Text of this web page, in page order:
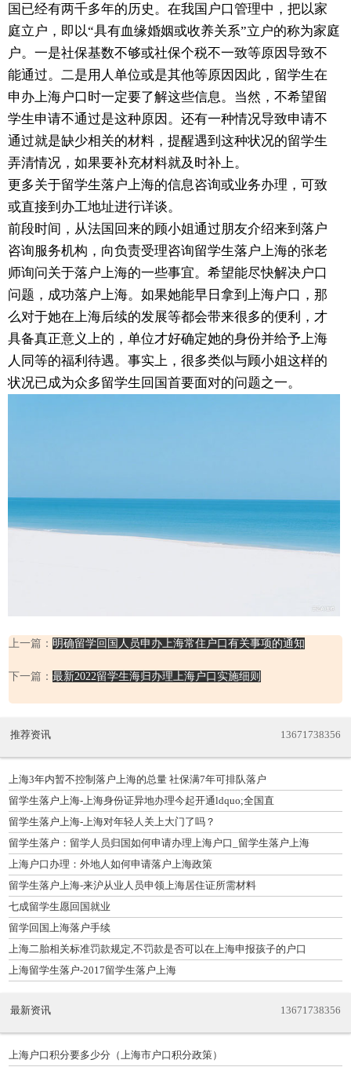
国已经有两千多年的历史。在我国户口管理中，把以家
庭立户，即以“具有血缘婚姻或收养关系”立户的称为家庭
户。一是社保基数不够或社保个税不一致等原因导致不
能通过。二是用人单位或是其他等原因因此，留学生在
申办上海户口时一定要了解这些信息。当然，不希望留
学生申请不通过是这种原因。还有一种情况导致申请不
通过就是缺少相关的材料，提醒遇到这种状况的留学生
弄清情况，如果要补充材料就及时补上。
更多关于留学生落户上海的信息咨询或业务办理，可致
或直接到办工地址进行详谈。
前段时间，从法国回来的顾小姐通过朋友介绍来到落户
咨询服务机构，向负责受理咨询留学生落户上海的张老
师询问关于落户上海的一些事宜。希望能尽快解决户口
问题，成功落户上海。如果她能早日拿到上海户口，那
么对于她在上海后续的发展等都会带来很多的便利，才
具备真正意义上的，单位才好确定她的身份并给予上海
人同等的福利待遇。事实上，很多类似与顾小姐这样的
状况已成为众多留学生回国首要面对的问题之一。
上一篇： 明确留学回国人员申办上海常住户口有关事项的通知
下一篇： 最新2022留学生海归办理上海户口实施细则
推荐资讯 13671738356
上海3年内暂不控制落户上海的总量 社保满7年可排队落户
留学生落户上海-上海身份证异地办理今起开通ldquo;全国直
留学生落户上海-上海对年轻人关上大门了吗？
留学生落户：留学人员归国如何申请办理上海户口_留学生落户上海
上海户口办理：外地人如何申请落户上海政策
留学生落户上海-来沪从业人员申领上海居住证所需材料
七成留学生愿回国就业
留学回国上海落户手续
上海二胎相关标准罚款规定,不罚款是否可以在上海申报孩子的户口
上海留学生落户-2017留学生落户上海
最新资讯 13671738356
上海户口积分要多少分（上海市户口积分政策）